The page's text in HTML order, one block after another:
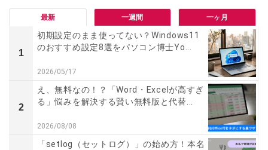
最新 一週間 一ヶ月
1
初期設定のまま使ってない？Windows11
のおすすめ設定8選をパソコン博士Yo...
2026/05/17
2
え、無料なの！？「Word・Excelが高すぎ
る」悩みを解決する賢い無料版と代替...
2026/08/08
「setlog（セットログ）」の始め方！本名